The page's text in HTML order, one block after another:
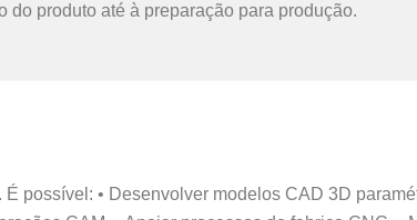
produto até à preparação para produção.
possível: • Desenvolver modelos CAD 3D